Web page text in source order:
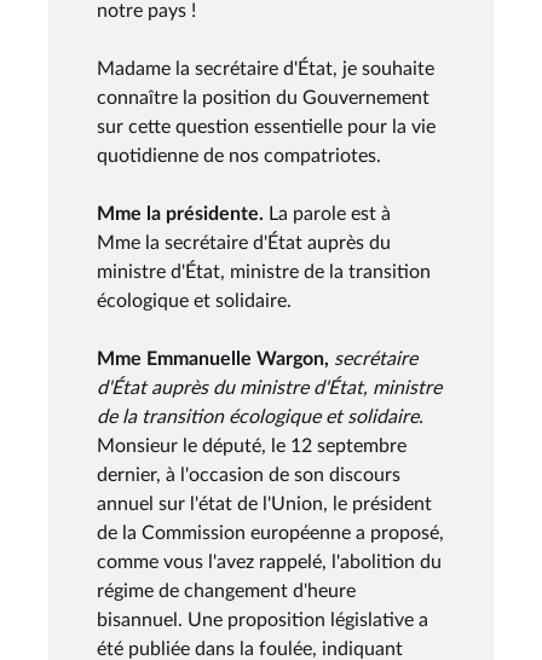
notre pays !
Madame la secrétaire d'État, je souhaite
connaître la position du Gouvernement
sur cette question essentielle pour la vie
quotidienne de nos compatriotes.
Mme la présidente. La parole est à
Mme la secrétaire d'État auprès du
ministre d'État, ministre de la transition
écologique et solidaire.
Mme Emmanuelle Wargon, secrétaire
d'État auprès du ministre d'État, ministre
de la transition écologique et solidaire.
Monsieur le député, le 12 septembre
dernier, à l'occasion de son discours
annuel sur l'état de l'Union, le président
de la Commission européenne a proposé,
comme vous l'avez rappelé, l'abolition du
régime de changement d'heure
bisannuel. Une proposition législative a
été publiée dans la foulée, indiquant